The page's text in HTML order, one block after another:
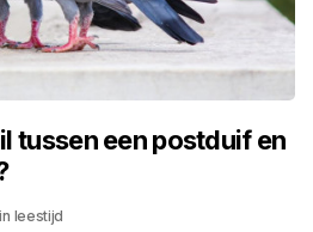
tussen een postduif en
leestijd